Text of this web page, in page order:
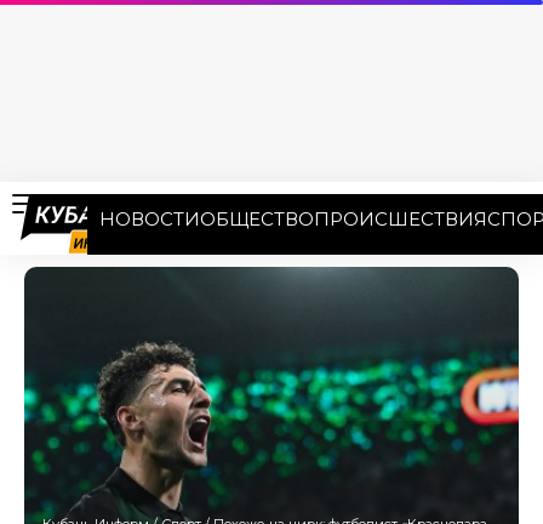
НОВОСТИОБЩЕСТВОПРОИСШЕСТВИЯ